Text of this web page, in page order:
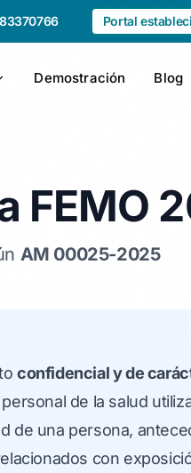
Portal
Demostración Blog
FEMO
AM 00025-2025
confidencial y de
de la salud
de una persona,
con